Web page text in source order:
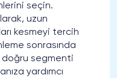
seçin.
uzun
kesmeyi tercih
sonrasında
segmenti
yardımcı